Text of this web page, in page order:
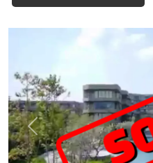
Previous